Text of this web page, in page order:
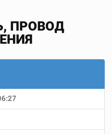
ПРОВОД